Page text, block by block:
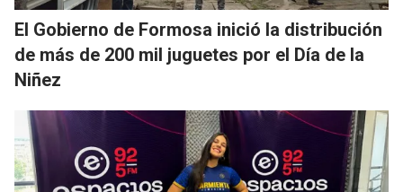
El Gobierno de Formosa inició la distribución
de más de 200 mil juguetes por el Día de la
Niñez